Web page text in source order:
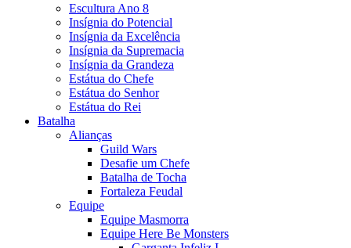
Escultura Ano 8
Insígnia do Potencial
Insígnia da Excelência
Insígnia da Supremacia
Insígnia da Grandeza
Estátua do Chefe
Estátua do Senhor
Estátua do Rei
Batalha
Alianças
Guild Wars
Desafie um Chefe
Batalha de Tocha
Fortaleza Feudal
Equipe
Equipe Masmorra
Equipe Here Be Monsters